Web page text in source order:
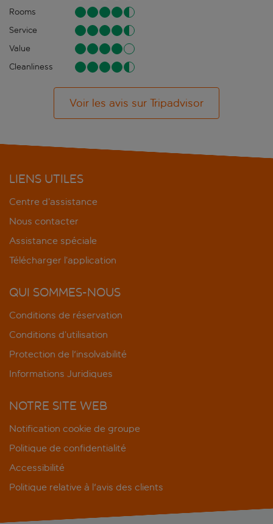
Rooms
Service
Value
Cleanliness
Voir les avis sur Tripadvisor
LIENS UTILES
Centre d’assistance
Nous contacter
Assistance spéciale
Télécharger l’application
QUI SOMMES-NOUS
Conditions de réservation
Conditions d’utilisation
Protection de l'insolvabilité
Informations Juridiques
NOTRE SITE WEB
Notification cookie de groupe
Politique de confidentialité
Accessibilité
Politique relative à l'avis des clients